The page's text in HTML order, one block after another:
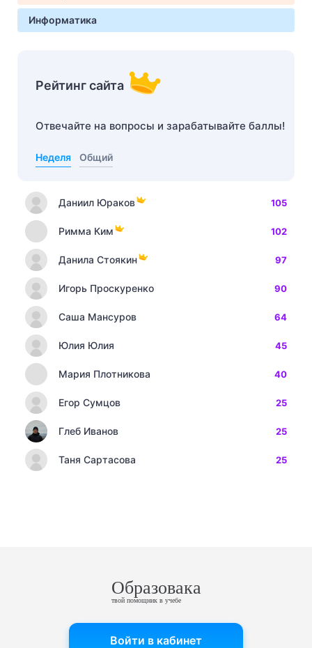
Информатика
Рейтинг сайта
Отвечайте на вопросы и зарабатывайте баллы!
Неделя Общий
Даниил Юраков 105
Римма Ким 102
Данила Стоякин 97
Игорь Проскуренко 90
Саша Мансуров 64
Юлия Юлия 45
Мария Плотникова 40
Егор Сумцов 25
Глеб Иванов 25
Таня Сартасова 25
Образовака
твой помощник в учебе
Войти в кабинет